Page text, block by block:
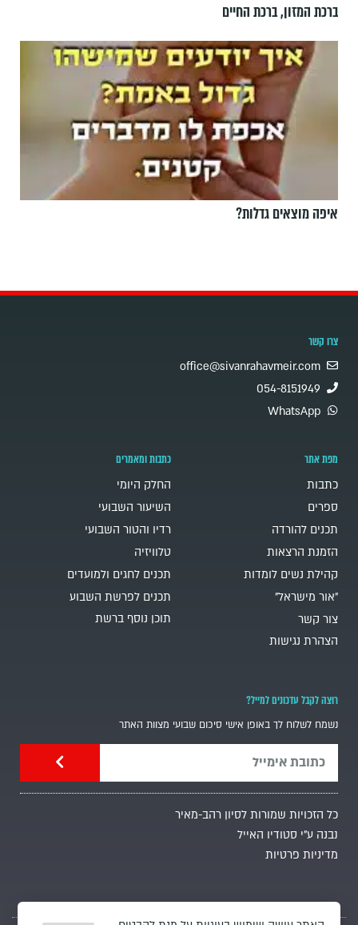
ברכת המזון, ברכת החיים
איפה מוצאים גדלות?
צרו קשר
office@sivanrahavmeir.com
054-8151949
WhatsApp
מפת אתר
כתבות
ספרים
תכנים להורדה
הזמנת הרצאות
קהילת נשים לומדות
"אור מישראל"
צור קשר
הצהרת נגישות
כתבות ומאמרים
החלק היומי
השיעור השבועי
רדיו והטור השבועי
טלוויזיה
תכנים לחגים ולמועדים
תכנים לפרשת השבוע
תוכן נוסף ברשת
רוצה לקבל עדכונים למייל?
נשמח לשלוח לך באופן אישי סיכום שבועי מצוות האתר
כל הזכויות שמורות לסיון רהב-מאיר
נבנה ע"י סטודיו האייל
מדיניות פרטיות